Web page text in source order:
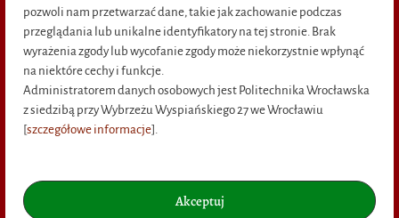
pozwoli nam przetwarzać dane, takie jak zachowanie podczas
przeglądania lub unikalne identyfikatory na tej stronie. Brak
wyrażenia zgody lub wycofanie zgody może niekorzystnie wpłynąć
na niektóre cechy i funkcje.
Administratorem danych osobowych jest Politechnika Wrocławska
z siedzibą przy Wybrzeżu Wyspiańskiego 27 we Wrocławiu
[szczegółowe informacje].
Akceptuj
50-377 Wrocław
(bud D-21, wejście C, pok. M-16)
Na skróty
KONTAKT